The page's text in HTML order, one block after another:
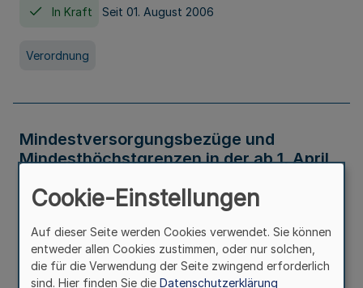
In Kraft Seit 01. August 2006
Verordnung
Mindestversorgungsbezüge und
Mindesthöchstgrenzen in der ab 1. April
Verwaltungsvorschrift
Cookie-Einstellungen
Auf dieser Seite werden Cookies verwendet. Sie können
entweder allen Cookies zustimmen, oder nur solchen,
die für die Verwendung der Seite zwingend erforderlich
sind. Hier finden Sie die Datenschutzerklärung